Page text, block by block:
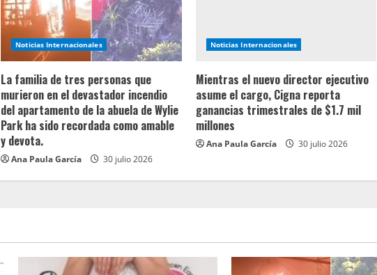
Noticias Internacionales
La familia de tres personas que
murieron en el devastador incendio
del apartamento de la abuela de Wylie
Park ha sido recordada como amable
y devota.
Ana Paula García 30 julio 2026
Noticias Internacionales
Mientras el nuevo director ejecutivo
asume el cargo, Cigna reporta
ganancias trimestrales de $1.7 mil
millones
Ana Paula García 30 julio 2026